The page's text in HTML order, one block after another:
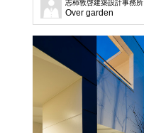
志柿敦啓建築設計事務所
Over garden